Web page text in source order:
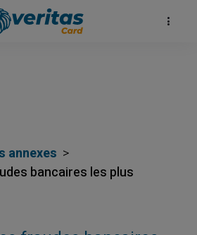
annexes
bancaires les plus